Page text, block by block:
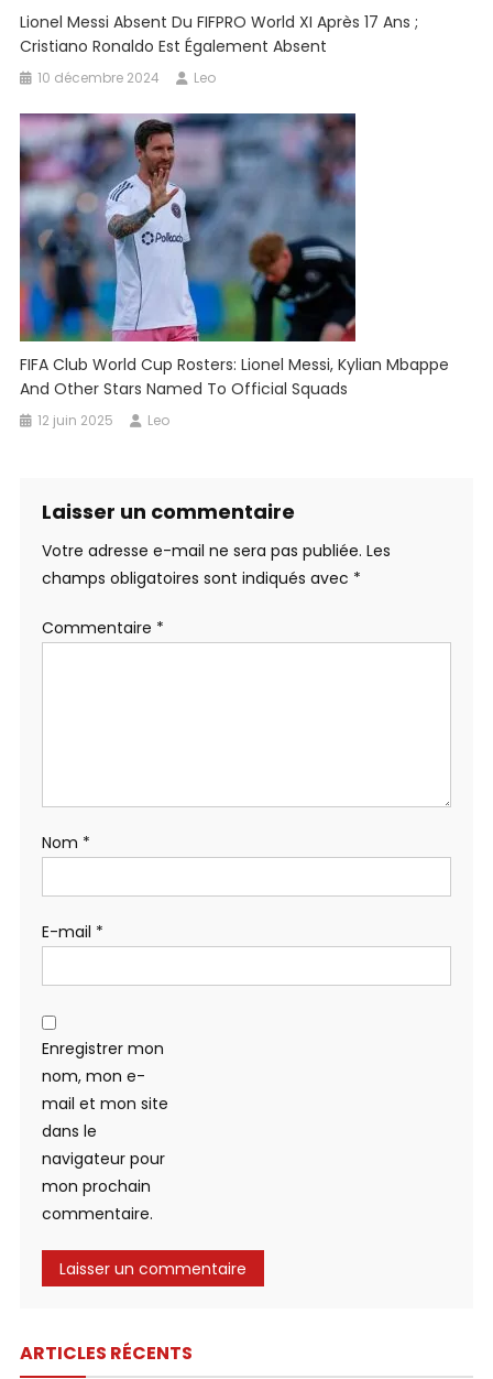
Lionel Messi Absent Du FIFPRO World XI Après 17 Ans ;
Cristiano Ronaldo Est Également Absent
10 décembre 2024 Leo
FIFA Club World Cup Rosters: Lionel Messi, Kylian Mbappe
And Other Stars Named To Official Squads
12 juin 2025 Leo
Laisser un commentaire
Votre adresse e-mail ne sera pas publiée. Les
champs obligatoires sont indiqués avec *
Commentaire *
Nom *
E-mail *
Enregistrer mon
nom, mon e-
mail et mon site
dans le
navigateur pour
mon prochain
commentaire.
ARTICLES RÉCENTS